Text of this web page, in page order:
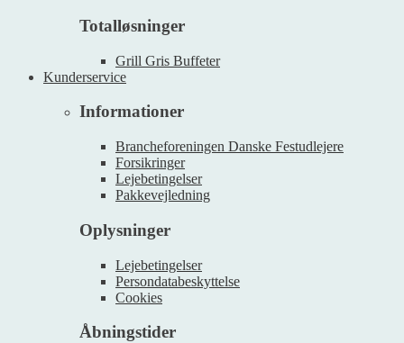
Totalløsninger
Grill Gris Buffeter
Kunderservice
Informationer
Brancheforeningen Danske Festudlejere
Forsikringer
Lejebetingelser
Pakkevejledning
Oplysninger
Lejebetingelser
Persondatabeskyttelse
Cookies
Åbningstider